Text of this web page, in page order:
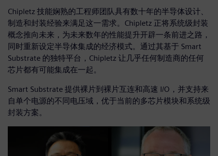
Chipletz 技能娴熟的工程师团队具有数十年的半导体设计、
制造和封装经验来满足这一需求。Chipletz 正将系统级封装
概念推向未来，为未来数年的性能提升开辟一条前进之路，
同时重新设定半导体集成的经济模式。通过其基于 Smart
Substrate 的独特平台，Chipletz 让几乎任何制造商的任何
芯片都有可能集成在一起。
Smart Substrate 提供裸片到裸片互连和高速 I/O，并支持来
自单个电源的不同电压域，优于当前的多芯片模块和系统级
封装方案。